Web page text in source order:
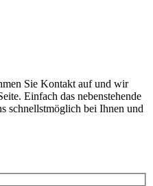
Sie Kontakt auf und wir
Einfach das nebenstehende
schnellstmöglich bei Ihnen und